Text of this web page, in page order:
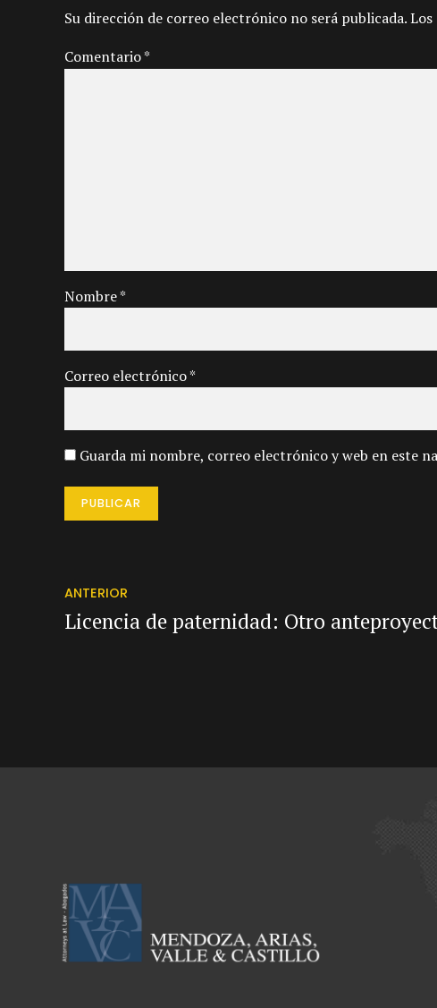
Su dirección de correo electrónico no será publicada.
Comentario*
Nombre *
Correo electrónico *
Guarda mi nombre, correo electrónico y web en este
PUBLICAR
ANTERIOR
Licencia de paternidad: Otro